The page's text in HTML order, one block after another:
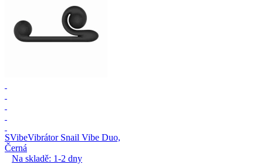
SVibeVibrátor Snail Vibe Duo,
Černá
Na skladě: 1-2 dny